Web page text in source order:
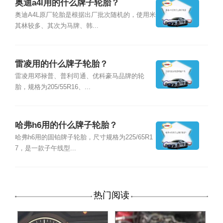
奥迪a4l用的什么牌子轮胎？
奥迪A4L原厂轮胎是根据出厂批次随机的，使用米
其林较多、其次为马牌、韩...
雷凌用的什么牌子轮胎？
雷凌用邓禄普、普利司通、优科豪马品牌的轮
胎，规格为205/55R16、...
哈弗h6用的什么牌子轮胎？
哈弗h6用的固铂牌子轮胎，尺寸规格为225/65R1
7，是一款子午线型...
热门阅读